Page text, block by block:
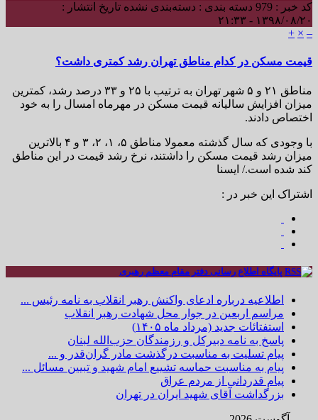
کد خبر : 979 دسته بندی : دسته‌بندی نشده تاریخ انتشار :
۱۳۹۸/۰۸/۲۰ - ۲۱:۳۳
–
×
+
قیمت مسکن در کدام مناطق تهران رشد کمتری داشت؟
مناطق ۲۱ و ۵ شهر تهران به ترتیب با ۲۵ و ۳۳ درصد رشد، کمترین
میزان افزایش سالیانه قیمت مسکن در مهرماه امسال را به خود
اختصاص دادند.
با وجودی که سال گذشته معمولا مناطق ۵، ۱، ۲، ۳ و ۴ بالاترین
میزان رشد قیمت مسکن را داشتند، نرخ رشد قیمت در این مناطق
کند شده است./ ایسنا
اشتراک این خبر در :
پایگاه اطلاع رسانی دفتر مقام معظم رهبری
اطلاعیه درباره ادعای واکنش رهبر انقلاب به نامه رئیس ...
مراسم اربعین در جوار محل شهادت رهبر انقلاب
استفتائات جدید (مرداد ماه ۱۴۰۵)
پاسخ به نامه دبیرکل و رزمندگان حزب‌الله لبنان
پیام تسلیت به مناسبت درگذشت مادر گران‌قدر و ...
پیام به مناسبت حماسه تشییع امام شهید و تبیین مسائل ...
پیام قدردانی از مردم عراق
بزرگداشت آقای شهید ایران در تهران